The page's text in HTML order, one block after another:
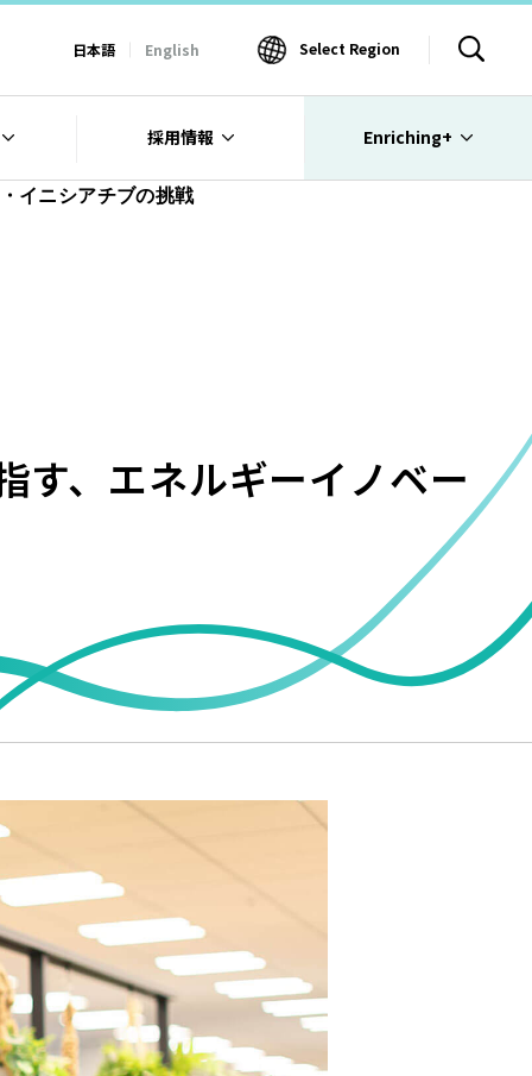
日本語 English Select Region
採用情報 Enriching+
イニシアチブの挑戦
す、エネルギーイノベー